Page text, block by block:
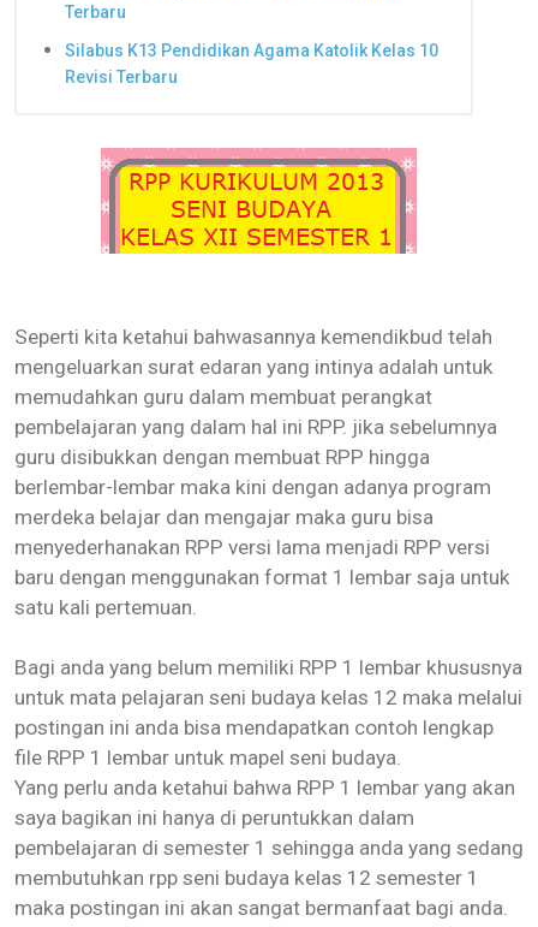
Terbaru
Silabus K13 Pendidikan Agama Katolik Kelas 10
Revisi Terbaru
Seperti kita ketahui bahwasannya kemendikbud telah
mengeluarkan surat edaran yang intinya adalah untuk
memudahkan guru dalam membuat perangkat
pembelajaran yang dalam hal ini RPP. jika sebelumnya
guru disibukkan dengan membuat RPP hingga
berlembar-lembar maka kini dengan adanya program
merdeka belajar dan mengajar maka guru bisa
menyederhanakan RPP versi lama menjadi RPP versi
baru dengan menggunakan format 1 lembar saja untuk
satu kali pertemuan.
Bagi anda yang belum memiliki RPP 1 lembar khususnya
untuk mata pelajaran seni budaya kelas 12 maka melalui
postingan ini anda bisa mendapatkan contoh lengkap
file RPP 1 lembar untuk mapel seni budaya.
Yang perlu anda ketahui bahwa RPP 1 lembar yang akan
saya bagikan ini hanya di peruntukkan dalam
pembelajaran di semester 1 sehingga anda yang sedang
membutuhkan rpp seni budaya kelas 12 semester 1
maka postingan ini akan sangat bermanfaat bagi anda.